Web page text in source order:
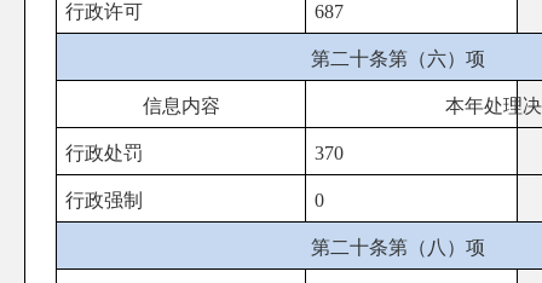
行政许可 687
第二十条第（六）项
信息内容 本年处理
行政处罚 370
行政强制 0
第二十条第（八）项